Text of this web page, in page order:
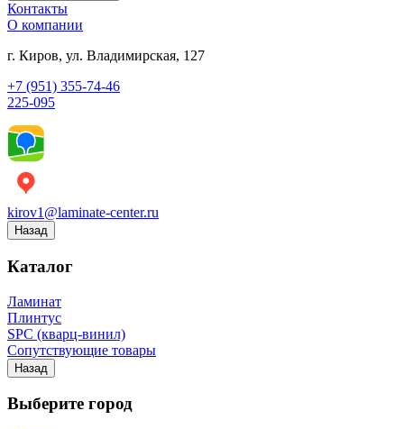
Контакты
О компании
г. Киров, ул. Владимирская, 127
+7 (951) 355-74-46
225-095
kirov1@laminate-center.ru
Назад
Каталог
Ламинат
Плинтус
SPC (кварц-винил)
Сопутствующие товары
Назад
Выберите город